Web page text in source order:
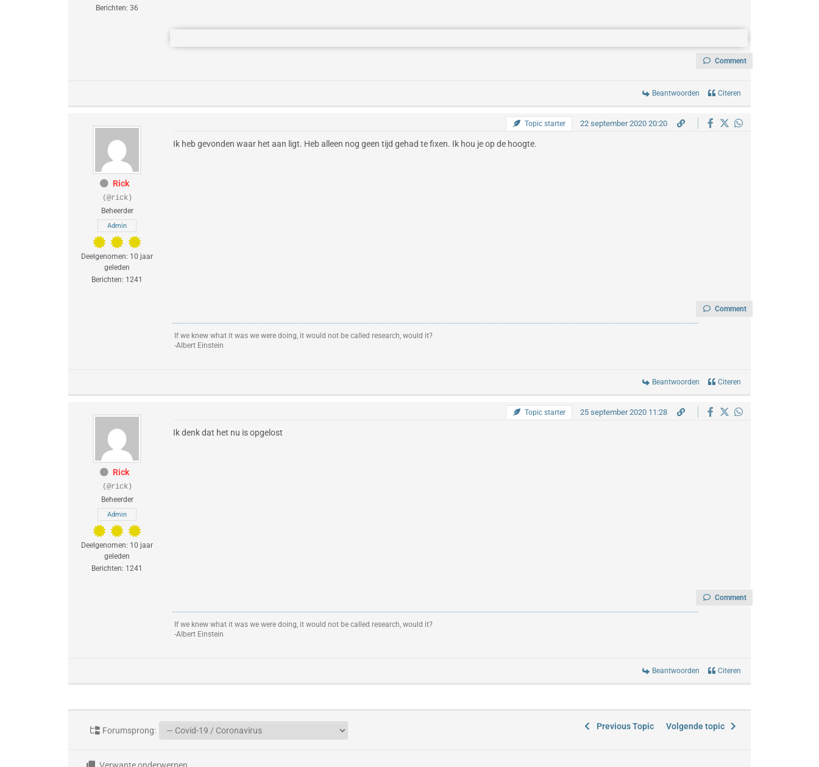
Berichten: 36
Comment
Beantwoorden Citeren
Rick
(@rick)
Beheerder
Admin
Deelgenomen: 10 jaar
geleden
Berichten: 1241
Topic starter 22 september 2020 20:20
Ik heb gevonden waar het aan ligt. Heb alleen nog geen tijd gehad te fixen. Ik hou je op de hoogte.
Comment
If we knew what it was we were doing, it would not be called research, would it?
-Albert Einstein
Beantwoorden Citeren
Rick
(@rick)
Beheerder
Admin
Deelgenomen: 10 jaar
geleden
Berichten: 1241
Topic starter 25 september 2020 11:28
Ik denk dat het nu is opgelost
Comment
If we knew what it was we were doing, it would not be called research, would it?
-Albert Einstein
Beantwoorden Citeren
Forumsprong: Previous Topic Volgende topic